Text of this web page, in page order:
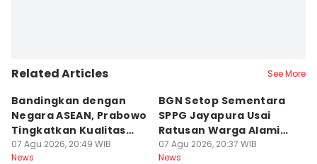
Related Articles See More
Bandingkan dengan
Negara ASEAN, Prabowo
Tingkatkan Kualitas
Buku Ajar SD-SMA
07 Agu 2026, 20:49 WIB
News
BGN Setop Sementara
SPPG Jayapura Usai
Ratusan Warga Alami
Keracunan
07 Agu 2026, 20:37 WIB
News